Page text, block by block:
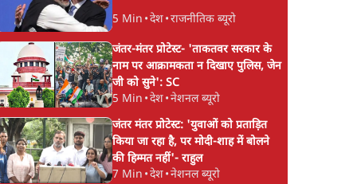
5 Min •देश•राजनीतिक ब्यूरो
जंतर-मंतर प्रोटेस्ट- 'ताकतवर सरकार के
नाम पर आक्रामकता न दिखाए पुलिस, जेन
जी को सुने': SC
5 Min •देश•नेशनल ब्यूरो
जंतर मंतर प्रोटेस्ट: 'युवाओं को प्रताड़ित
किया जा रहा है, पर मोदी-शाह में बोलने
की हिम्मत नहीं'- राहुल
7 Min •देश•नेशनल ब्यूरो